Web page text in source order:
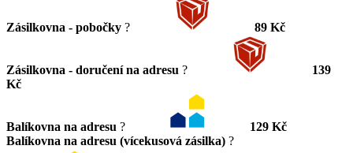
Zásilkovna - pobočky ? 89 Kč
Zásilkovna - doručení na adresu ?
139
Kč
Balíkovna na adresu ?
129 Kč
Balíkovna na adresu (vícekusová zásilka) ?